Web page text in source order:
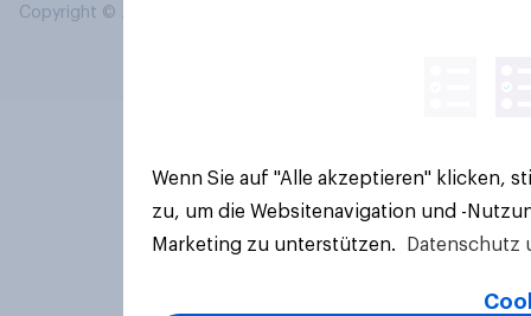
Copyright © 2026 YouGov PLC. Alle Rechte vorbehalten.
Wenn Sie auf "Alle akzeptieren" klicken,
zu, um die Websitenavigation und -
Marketing zu unterstützen.
Datenschutz